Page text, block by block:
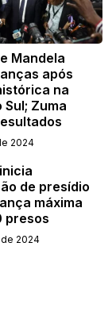
Mandela
após
na
Zuma
2024
de presídio
máxima
presos
2024